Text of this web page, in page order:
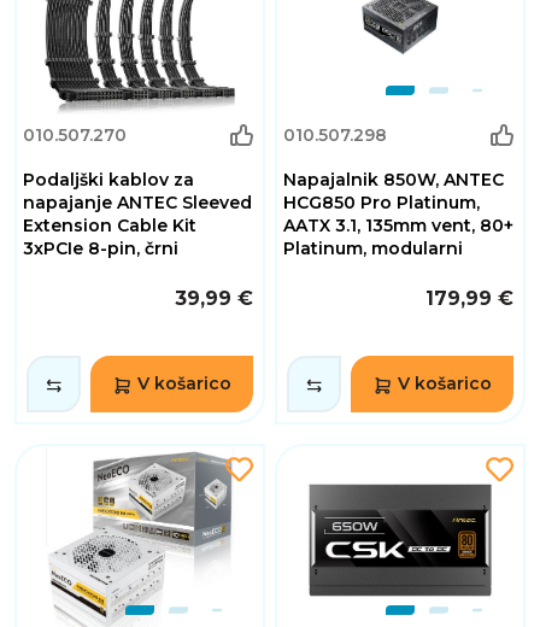
010.507.270
Podaljški kablov za
napajanje ANTEC Sleeved
Extension Cable Kit
3xPCIe 8-pin, črni
39,99 €
V košarico
010.507.298
Napajalnik 850W, ANTEC
HCG850 Pro Platinum,
AATX 3.1, 135mm vent, 80+
Platinum, modularni
179,99 €
V košarico